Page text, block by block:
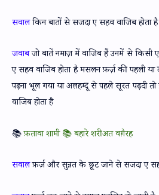
सवालकिन बातों से सजदा ए सहव वाजिब होता है
जवाबजो बातें नमाज़ में वाजिब हैं उनमें से
ए सहव वाजिब होता है मसलन फ़र्ज़ की पहली
पढ़ना भूल गया या अलहम्दू से पहले सूरत पढ़दी
वाजिब होता है
📚फ़तावा शामी 📚 बहारे शरीअत वग़ैरह
सवालफ़र्ज़ और सुन्नत के छूट जाने से सजदा ए